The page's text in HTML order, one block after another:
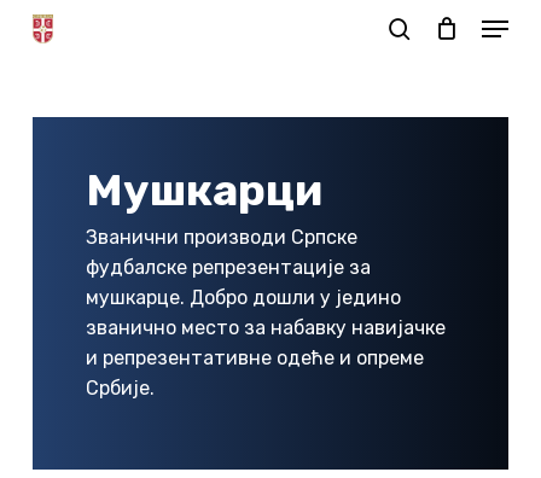
Skip
content
Мушкарци
Званични производи Српске
фудбалске репрезентације за
мушкарце. Добро дошли у једино
званично место за набавку навијачке
и репрезентативне одеће и опреме
Србије.